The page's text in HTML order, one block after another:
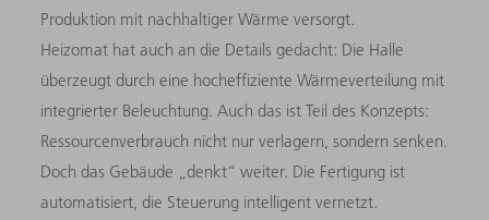
Produktion mit nachhaltiger Wärme versorgt.
Heizomat hat auch an die Details gedacht: Die Halle
überzeugt durch eine hocheffiziente Wärmeverteilung mit
integrierter Beleuchtung. Auch das ist Teil des Konzepts:
Ressourcenverbrauch nicht nur verlagern, sondern senken.
Doch das Gebäude „denkt“ weiter. Die Fertigung ist
automatisiert, die Steuerung intelligent vernetzt.